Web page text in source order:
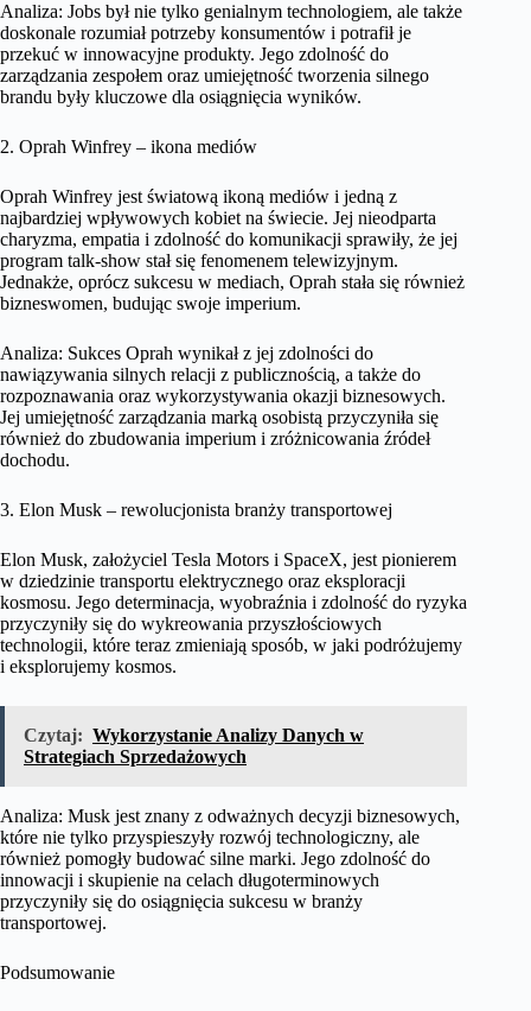
Analiza: Jobs był nie tylko genialnym technologiem, ale także
doskonale rozumiał potrzeby konsumentów i potrafił je
przekuć w innowacyjne produkty. Jego zdolność do
zarządzania zespołem oraz umiejętność tworzenia silnego
brandu były kluczowe dla osiągnięcia wyników.
2. Oprah Winfrey – ikona mediów
Oprah Winfrey jest światową ikoną mediów i jedną z
najbardziej wpływowych kobiet na świecie. Jej nieodparta
charyzma, empatia i zdolność do komunikacji sprawiły, że jej
program talk-show stał się fenomenem telewizyjnym.
Jednakże, oprócz sukcesu w mediach, Oprah stała się również
bizneswomen, budując swoje imperium.
Analiza: Sukces Oprah wynikał z jej zdolności do
nawiązywania silnych relacji z publicznością, a także do
rozpoznawania oraz wykorzystywania okazji biznesowych.
Jej umiejętność zarządzania marką osobistą przyczyniła się
również do zbudowania imperium i zróżnicowania źródeł
dochodu.
3. Elon Musk – rewolucjonista branży transportowej
Elon Musk, założyciel Tesla Motors i SpaceX, jest pionierem
w dziedzinie transportu elektrycznego oraz eksploracji
kosmosu. Jego determinacja, wyobraźnia i zdolność do ryzyka
przyczyniły się do wykreowania przyszłościowych
technologii, które teraz zmieniają sposób, w jaki podróżujemy
i eksplorujemy kosmos.
Czytaj: Wykorzystanie Analizy Danych w
Strategiach Sprzedażowych
Analiza: Musk jest znany z odważnych decyzji biznesowych,
które nie tylko przyspieszyły rozwój technologiczny, ale
również pomogły budować silne marki. Jego zdolność do
innowacji i skupienie na celach długoterminowych
przyczyniły się do osiągnięcia sukcesu w branży
transportowej.
Podsumowanie